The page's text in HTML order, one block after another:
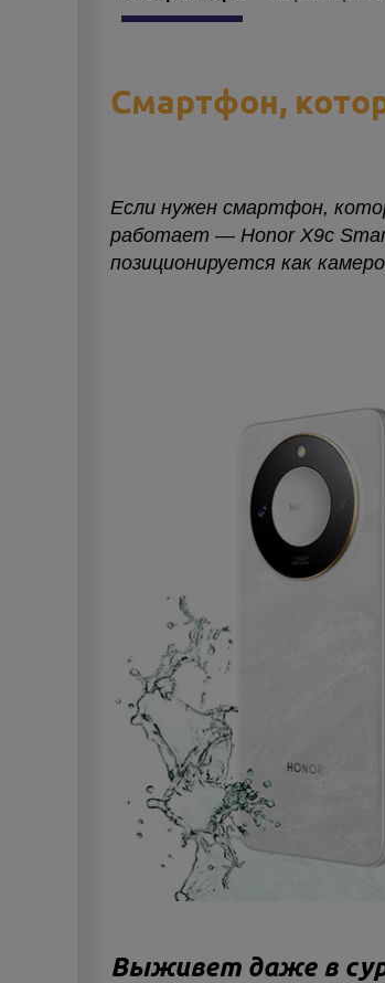
Смартфон,
Если нужен смартфон,
работает — Honor X9c
позиционируется как
Выживет даже в